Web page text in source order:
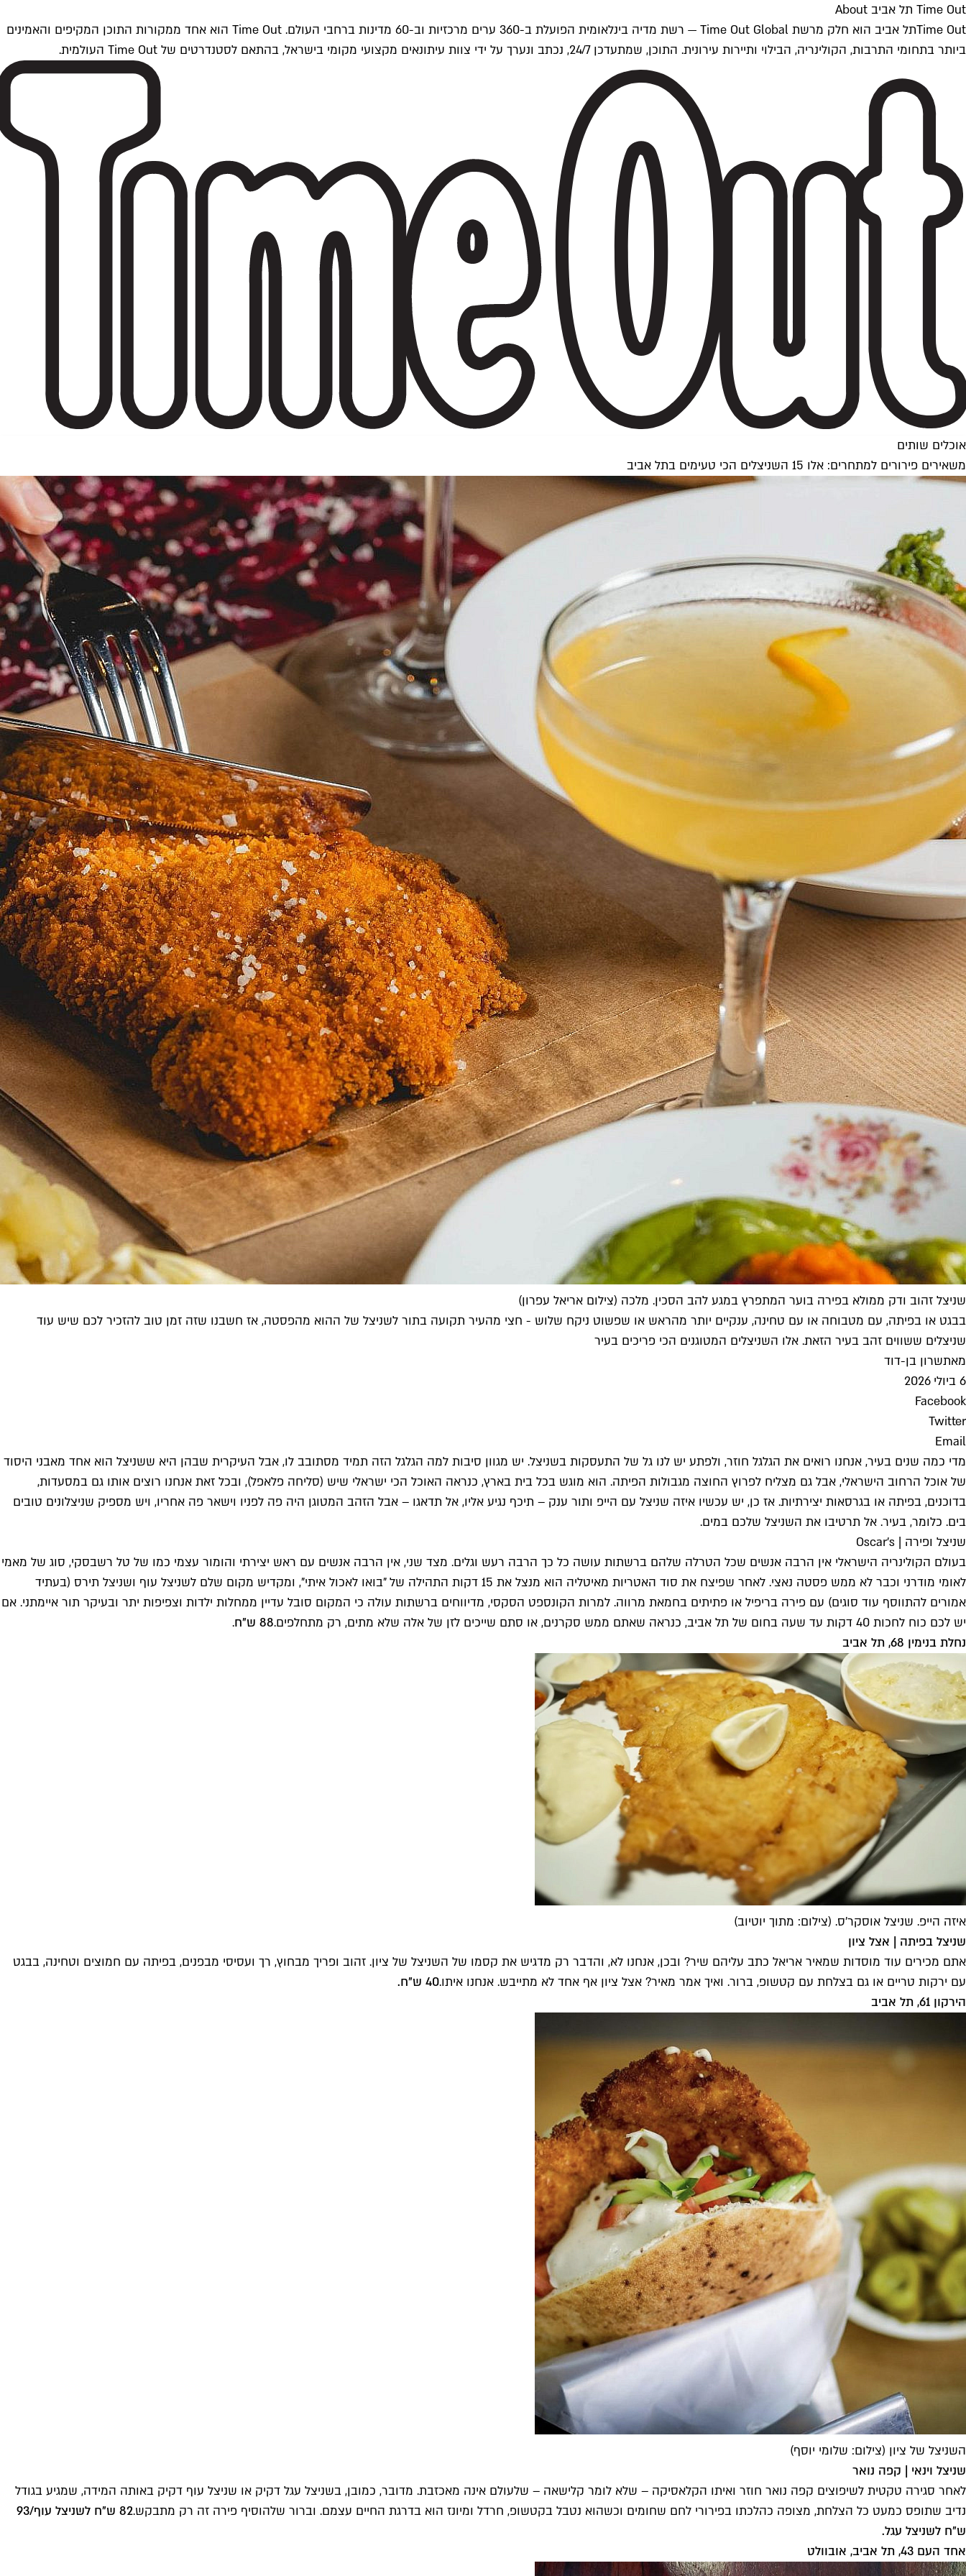
Time Out תל אביב About
Time Outתל אביב הוא חלק מרשת Time Out Global — רשת מדיה בינלאומית הפועלת ב-360 ערים מרכזיות וב-60 מדינות ברחבי העולם. Time Out הוא אחד ממקורות התוכן המקיפים והאמינים
ביותר בתחומי התרבות, הקולינריה, הבילוי ותיירות עירונית. התוכן, שמתעדכן 24/7, נכתב ונערך על ידי צוות עיתונאים מקצועי מקומי בישראל, בהתאם לסטנדרטים של Time Out העולמית.
אוכלים שותים
משאירים פירורים למתחרים: אלו 15 השניצלים הכי טעימים בתל אביב
שניצל זהוב ודק ממולא בפירה בוער המתפרץ במגע להב הסכין. מלכה (צילום אריאל עפרון)
בבגט או בפיתה, עם מטבוחה או עם טחינה, ענקיים יותר מהראש או שפשוט ניקח שלוש - חצי מהעיר תקועה בתור לשניצל של ההוא מהפסטה, אז חשבנו שזה זמן טוב להזכיר לכם שיש עוד
שניצלים ששווים זהב בעיר הזאת. אלו השניצלים המטוגנים הכי פריכים בעיר
מאתשרון בן-דוד
6 ביולי 2026
Facebook
Twitter
Email
מדי כמה שנים בעיר, אנחנו רואים את הגלגל חוזר, ולפתע יש לנו גל של התעסקות בשניצל. יש מגוון סיבות למה הגלגל הזה תמיד מסתובב לו, אבל העיקרית שבהן היא ששניצל הוא אחד מאבני היסוד
של אוכל הרחוב הישראלי, אבל גם מצליח לפרוץ החוצה מגבולות הפיתה. הוא מוגש בכל בית בארץ, כנראה האוכל הכי ישראלי שיש (סליחה פלאפל), ובכל זאת אנחנו רוצים אותו גם במסעדות,
בדוכנים, בפיתה או בגרסאות יצירתיות. אז כן, יש עכשיו איזה שניצל עם הייפ ותור ענק – תיכף נגיע אליו, אל תדאגו – אבל הזהב המטוגן היה פה לפניו וישאר פה אחריו, ויש מספיק שניצלונים טובים
בים. כלומר, בעיר. אל תרטיבו את השניצל שלכם במים.
שניצל ופירה | Oscar's
בעולם הקולינריה הישראלי אין הרבה אנשים שכל הטרלה שלהם ברשתות עושה כל כך הרבה רעש וגלים. מצד שני, אין הרבה אנשים עם ראש יצירתי והומור עצמי כמו של טל רשבסקי, סוג של מאמי
לאומי מודרני וכבר לא ממש פסטה נאצי. לאחר שפיצח את סוד האטריות מאיטליה הוא מנצל את 15 דקות התהילה של "בואו לאכול איתי", ומקדיש מקום שלם לשניצל עוף ושניצל תירס (בעתיד
אמורים להתווסף עוד סוגים) עם פירה בריפיל או פתיתים בחמאת מרווה. למרות הקונספט הסקסי, מדיווחים ברשתות עולה כי המקום סובל עדיין ממחלות ילדות וצפיפות יתר ובעיקר תור איימתני. אם
יש לכם כוח לחכות 40 דקות עד שעה בחום של תל אביב, כנראה שאתם ממש סקרנים, או סתם שייכים לזן של אלה שלא מתים, רק מתחלפים.
88 ש"ח
.
נחלת בנימין 68, תל אביב
איזה הייפ. שניצל אוסקר'ס. (צילום: מתוך יוטיוב)
שניצל בפיתה | אצל ציון
אתם מכירים עוד מוסדות שמאיר אריאל כתב עליהם שיר? ובכן, אנחנו לא, והדבר רק מדגיש את קסמו של השניצל של ציון. זהוב ופריך מבחוץ, רך ועסיסי מבפנים, בפיתה עם חמוצים וטחינה, בבגט
עם ירקות טריים או גם בצלחת עם קטשופ, ברור. ואיך אמר מאיר? אצל ציון אף אחד לא מתייבש. אנחנו איתו.40 ש"ח.
הירקון 61, תל אביב
השניצל של ציון (צילום: שלומי יוסף)
שניצל וינאי | קפה נואר
לאחר סגירה טקטית לשיפוצים קפה נואר חוזר ואיתו הקלאסיקה – שלא לומר קלישאה – שלעולם אינה מאכזבת. מדובר, כמובן, בשניצל עגל דקיק או שניצל עוף דקיק באותה המידה, שמגיע בגודל
נדיב שתופס כמעט כל הצלחת, מצופה כהלכתו בפירורי לחם שחומים וכשהוא נטבל בקטשופ, חרדל ומיונז הוא בדרגת החיים עצמם. וברור שלהוסיף פירה זה רק מתבקש.
82 ש"ח לשניצל עוף/93
ש"ח לשניצל עגל.
אחד העם 43, תל אביב, או
בוולט